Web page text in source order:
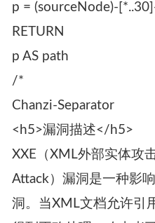
p = (sourceNode)-
RETURN
p AS path
/*
Chanzi-Separator
<h5>漏洞描述</h5>
XXE（XML外部实体攻
Attack）漏洞是一种影
洞。当XML文档允许引